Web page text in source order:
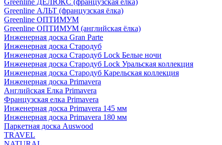
Greenline ДЕЛЮКС (французская ёлка)
Greenline АЛЬТ (французская ёлка)
Greenline ОПТИМУМ
Greenline ОПТИМУМ (английская ёлка)
Инженерная доска Gran Parte
Инженерная доска Стародуб
Инженерная доска Стародуб Lock Белые ночи
Инженерная доска Стародуб Lock Уральская коллекция
Инженерная доска Стародуб Карельская коллекция
Инженерная доска Primavera
Английская Елка Primavera
Французская елка Primavera
Инженерная доска Primavera 145 мм
Инженерная доска Primavera 180 мм
Паркетная доска Auswood
TRAVEL